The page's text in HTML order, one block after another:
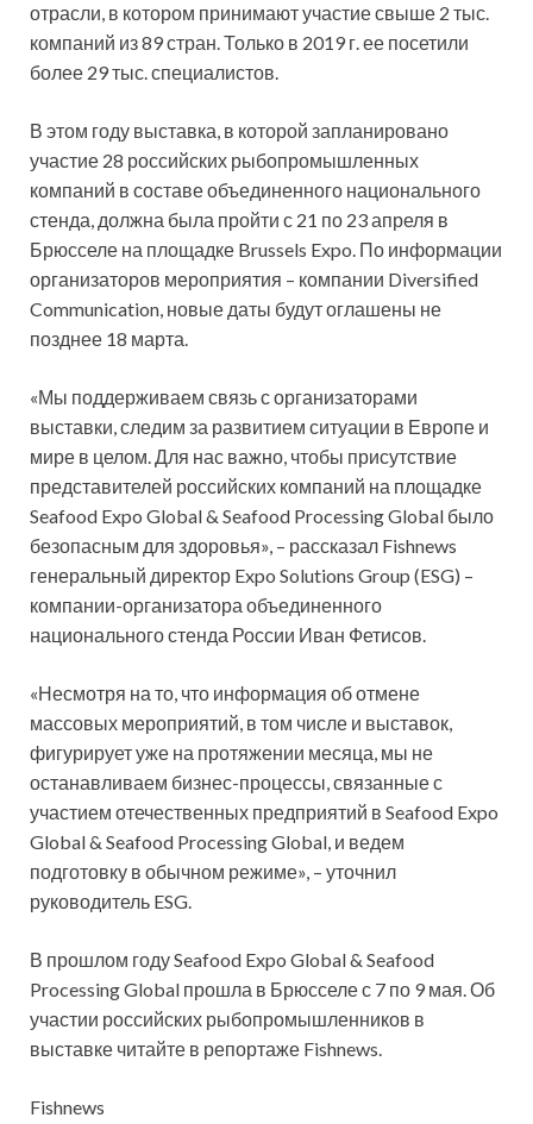
отрасли, в котором принимают участие свыше 2 тыс.
компаний из 89 стран. Только в 2019 г. ее посетили
более 29 тыс. специалистов.
В этом году выставка, в которой запланировано
участие 28 российских рыбопромышленных
компаний в составе объединенного национального
стенда, должна была пройти с 21 по 23 апреля в
Брюсселе на площадке Brussels Expo. По информации
организаторов мероприятия – компании Diversified
Communication, новые даты будут оглашены не
позднее 18 марта.
«Мы поддерживаем связь с организаторами
выставки, следим за развитием ситуации в Европе и
мире в целом. Для нас важно, чтобы присутствие
представителей российских компаний на площадке
Seafood Expo Global & Seafood Processing Global было
безопасным для здоровья», – рассказал Fishnews
генеральный директор Expo Solutions Group (ESG) –
компании-организатора объединенного
национального стенда России Иван Фетисов.
«Несмотря на то, что информация об отмене
массовых мероприятий, в том числе и выставок,
фигурирует уже на протяжении месяца, мы не
останавливаем бизнес-процессы, связанные с
участием отечественных предприятий в Seafood Expo
Global & Seafood Processing Global, и ведем
подготовку в обычном режиме», – уточнил
руководитель ESG.
В прошлом году Seafood Expo Global & Seafood
Processing Global прошла в Брюсселе с 7 по 9 мая. Об
участии российских рыбопромышленников в
выставке читайте в репортаже Fishnews.
Fishnews